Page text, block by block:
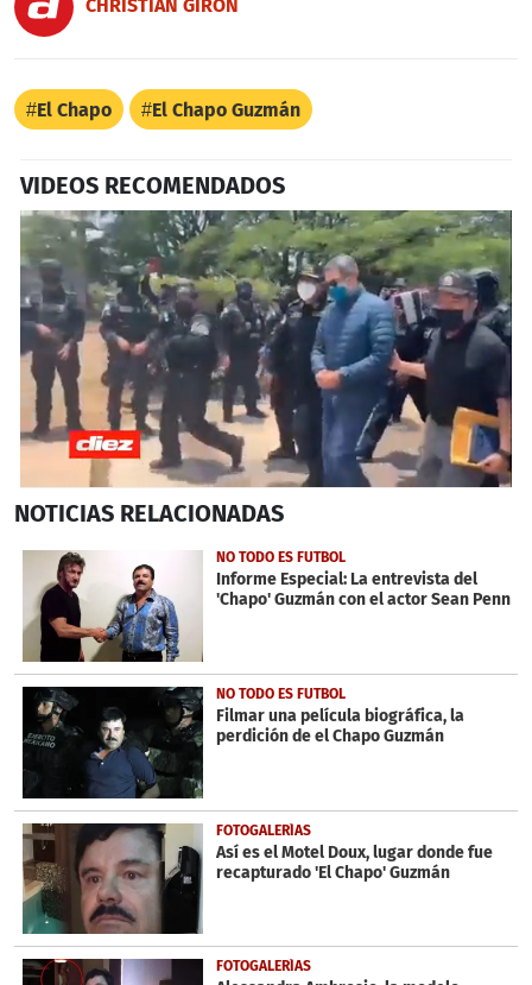
CHRISTIAN GIRÓN
El Chapo El Chapo Guzmán
VIDEOS RECOMENDADOS
seconds
1
minute,
NOTICIAS RELACIONADAS
NO TODO ES FUTBOL
Informe Especial: La entrevista del
'Chapo' Guzmán con el actor Sean Penn
NO TODO ES FUTBOL
Filmar una película biográfica, la
perdición de el Chapo Guzmán
FOTOGALERÍAS
Así es el Motel Doux, lugar donde fue
recapturado 'El Chapo' Guzmán
FOTOGALERÍAS